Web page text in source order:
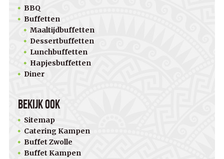
BBQ
Buffetten
Maaltijdbuffetten
Dessertbuffetten
Lunchbuffetten
Hapjesbuffetten
Diner
Bekijk ook
Sitemap
Catering Kampen
Buffet Zwolle
Buffet Kampen